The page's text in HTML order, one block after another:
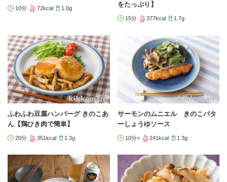
10分 72kcal 1.0g
をたっぷり】
15分 377kcal 1.7g
ふわふわ豆腐ハンバーグ きのこあ
ん【鶏ひき肉で簡単】
20分 351kcal 1.3g
サーモンのムニエル きのこバタ
ーしょうゆソース
10分+ 241kcal 1.3g